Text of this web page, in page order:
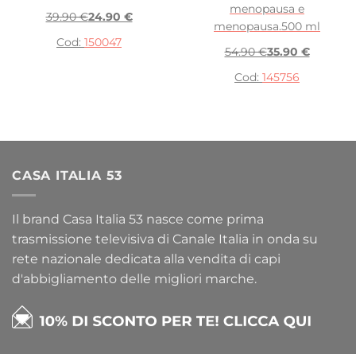
39.90 €24.90 €
Cod: 150047
menopausa e
menopausa.500 ml
54.90 €35.90 €
Cod: 145756
CASA ITALIA 53
Il brand Casa Italia 53 nasce come prima
trasmissione televisiva di Canale Italia in onda su
rete nazionale dedicata alla vendita di capi
d'abbigliamento delle migliori marche.